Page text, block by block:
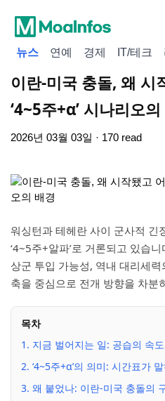
뉴스 연예 경제 IT/테크
이란-미국 충돌, 왜 시
‘4~5주+α’ 시나리오
2026년 03월 03일 · 170 read
워싱턴과 테헤란 사이 군사적 긴
‘4~5주+알파’로 거론되고 있습
상군 투입 가능성, 역내 대리세
축을 중심으로 전개 방향을 차분
목차
1. 지금 벌어지는 일: 공습의 속
2. ‘4~5주+α’의 의미: 시간표가
3. 왜 붙었나: 이란-미국 충돌의